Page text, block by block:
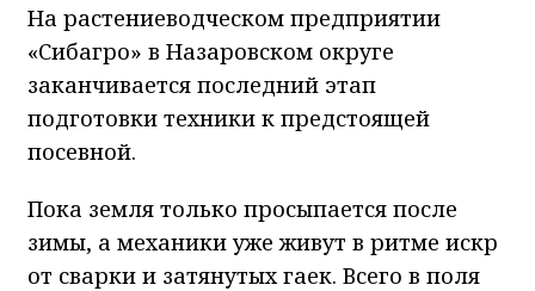
На растениеводческом предприятии
«Сибагро» в Назаровском округе
заканчивается последний этап
подготовки техники к предстоящей
посевной.
Пока земля только просыпается после
зимы, а механики уже живут в ритме искр
от сварки и затянутых гаек. Всего в поля